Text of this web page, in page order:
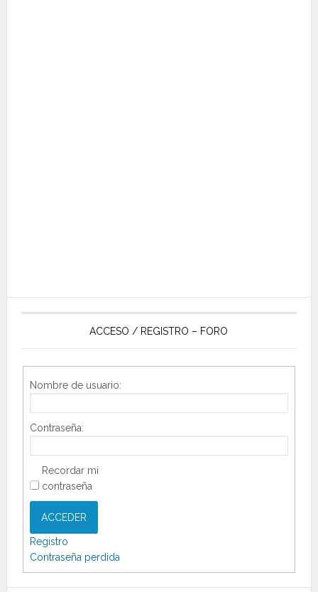
ACCESO / REGISTRO – FORO
Nombre de usuario:
Contraseña:
Recordar mi
contraseña
ACCEDER
Registro
Contraseña perdida